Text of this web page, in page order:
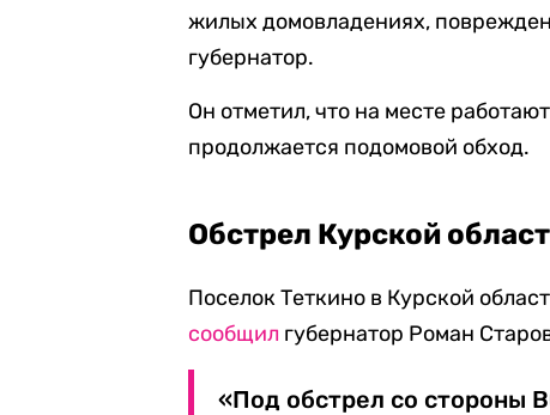
жилых домовладениях,
губернатор.
Он отметил, что на месте
продолжается подомовой обход.
Обстрел Курской
Поселок Теткино в Курской
сообщил губернатор Роман
«Под обстрел со стороны